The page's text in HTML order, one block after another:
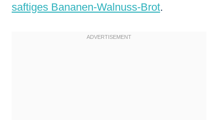
saftiges Bananen-Walnuss-Brot.